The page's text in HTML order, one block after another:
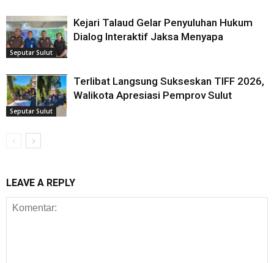
Seputar Sulut
Kejari Talaud Gelar Penyuluhan Hukum
Dialog Interaktif Jaksa Menyapa
Seputar Sulut
Terlibat Langsung Sukseskan TIFF 2026,
Walikota Apresiasi Pemprov Sulut
LEAVE A REPLY